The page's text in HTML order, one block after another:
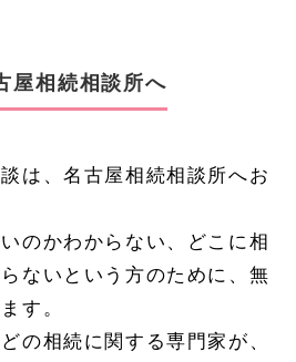
屋相続相談所へ
は、名古屋相続相談所へお
のかわからない、どこに相
ないという方のために、無
す。
の相続に関する専門家が、